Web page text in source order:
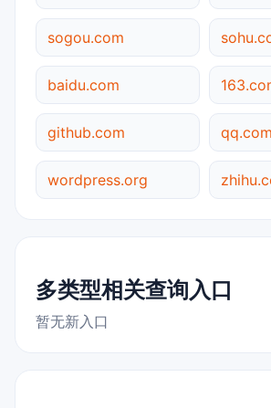
sogou.com
baidu.com
github.com qq.com
wordpress.org
多类型相关查询入口
暂无新入口